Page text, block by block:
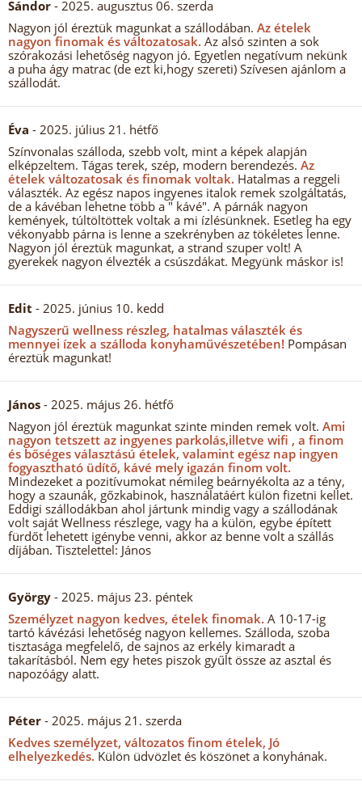
Sándor - 2025. augusztus 06. szerda
Nagyon jól éreztük magunkat a szállodában. Az ételek
nagyon finomak és változatosak. Az alsó szinten a sok
szórakozási lehetőség nagyon jó. Egyetlen negatívum nekünk
a puha ágy matrac (de ezt ki,hogy szereti) Szívesen ajánlom a
szállodát.
Éva - 2025. július 21. hétfő
Színvonalas szálloda, szebb volt, mint a képek alapján
elképzeltem. Tágas terek, szép, modern berendezés. Az
ételek változatosak és finomak voltak. Hatalmas a reggeli
választék. Az egész napos ingyenes italok remek szolgáltatás,
de a kávéban lehetne több a " kávé". A párnák nagyon
kemények, túltöltöttek voltak a mi ízlésünknek. Esetleg ha egy
vékonyabb párna is lenne a szekrényben az tökéletes lenne.
Nagyon jól éreztük magunkat, a strand szuper volt! A
gyerekek nagyon élvezték a csúszdákat. Megyünk máskor is!
Edit - 2025. június 10. kedd
Nagyszerű wellness részleg, hatalmas választék és
mennyei ízek a szálloda konyhaművészetében! Pompásan
éreztük magunkat!
János - 2025. május 26. hétfő
Nagyon jól éreztük magunkat szinte minden remek volt. Ami
nagyon tetszett az ingyenes parkolás,illetve wifi , a finom
és bőséges választású ételek, valamint egész nap ingyen
fogyasztható üdítő, kávé mely igazán finom volt.
Mindezeket a pozitívumokat némileg beárnyékolta az a tény,
hogy a szaunák, gőzkabinok, használatáért külön fizetni kellet.
Eddigi szállodákban ahol jártunk mindig vagy a szállodának
volt saját Wellness részlege, vagy ha a külön, egybe épített
fürdőt lehetett igénybe venni, akkor az benne volt a szállás
díjában. Tisztelettel: János
György - 2025. május 23. péntek
Személyzet nagyon kedves, ételek finomak. A 10-17-ig
tartó kávézási lehetőség nagyon kellemes. Szálloda, szoba
tisztasága megfelelő, de sajnos az erkély kimaradt a
takarításból. Nem egy hetes piszok gyűlt össze az asztal és
napozóágy alatt.
Péter - 2025. május 21. szerda
Kedves személyzet, változatos finom ételek, Jó
elhelyezkedés. Külön üdvözlet és köszönet a konyhának.